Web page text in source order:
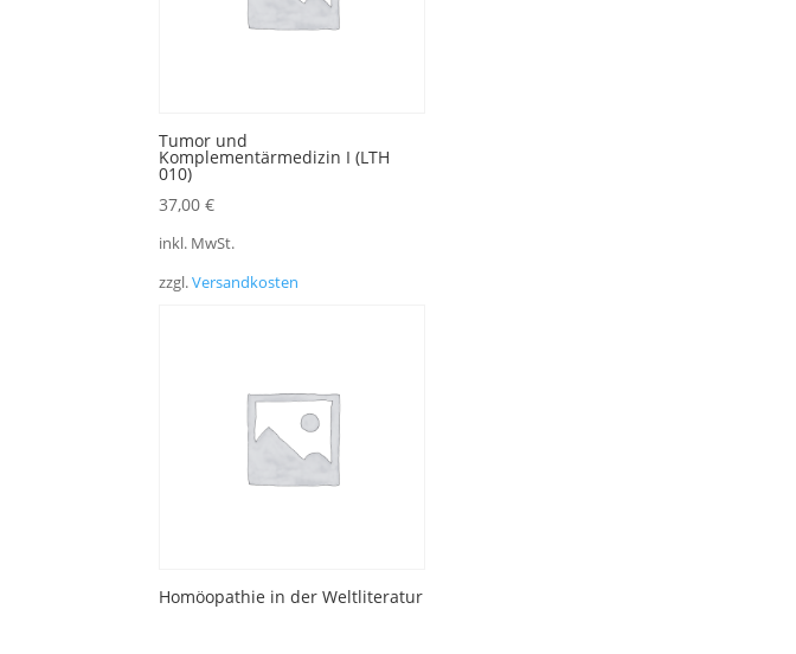
Tumor und
Komplementärmedizin I (LTH
010)
37,00€
inkl. MwSt.
zzgl.Versandkosten
Homöopathie in der Weltliteratur